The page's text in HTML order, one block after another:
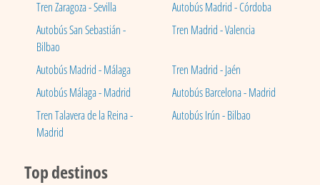
Tren Zaragoza - Sevilla
Autobús Madrid - Córdoba
Autobús San Sebastián -
Bilbao
Tren Madrid - Valencia
Autobús Madrid - Málaga
Tren Madrid - Jaén
Autobús Málaga - Madrid
Autobús Barcelona - Madrid
Tren Talavera de la Reina -
Madrid
Autobús Irún - Bilbao
Top destinos